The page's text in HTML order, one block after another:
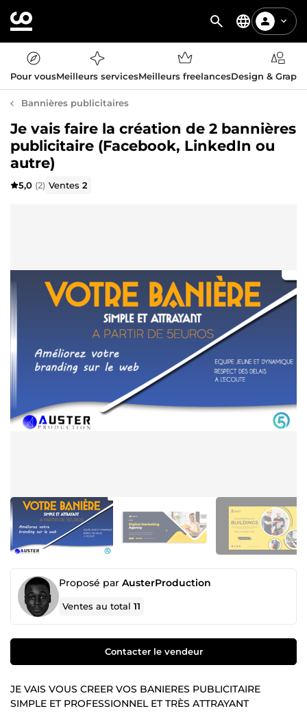
Pour vousMeilleurs servicesMeilleurs freelancesDesign &
Bannières publicitaires
Je vais faire la création de 2 bannières
publicitaire (Facebook, LinkedIn ou
autre)
5,0 (2) Ventes2
Proposé par AusterProduction
Ventes au total11
Contacter le vendeur
JE VAIS VOUS CREER VOS BANIERES PUBLICITAIRE
SIMPLE ET PROFESSIONNEL ET TRÈS ATTRAYANT